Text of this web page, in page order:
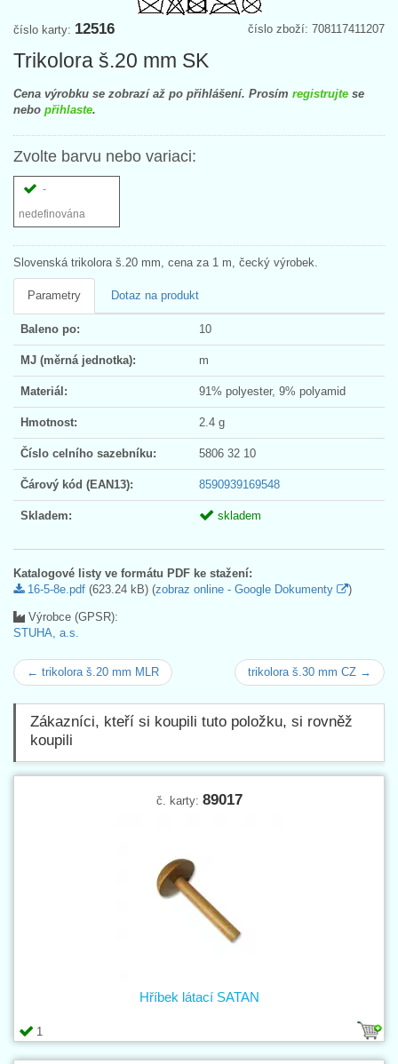
číslo zboží: 708117411207
číslo karty: 12516
Trikolora š.20 mm SK
Cena výrobku se zobrazí až po přihlášení. Prosím registrujte se
nebo přihlaste.
Zvolte barvu nebo variaci:
-
nedefinována
Slovenská trikolora š.20 mm, cena za 1 m, čecký výrobek.
Parametry Dotaz na produkt
Baleno po: 10
MJ (měrná jednotka): m
Materiál: 91% polyester, 9% polyamid
Hmotnost: 2.4 g
Číslo celního sazebníku: 5806 32 10
Čárový kód (EAN13): 8590939169548
Skladem: skladem
Katalogové listy ve formátu PDF ke stažení:
16-5-8e.pdf (623.24 kB) (zobraz online - Google Dokumenty )
Výrobce (GPSR):
STUHA, a.s.
← trikolora š.20 mm MLR trikolora š.30 mm CZ →
Zákazníci, kteří si koupili tuto položku, si rovněž
koupili
č. karty: 89017
1
Hříbek látací SATAN